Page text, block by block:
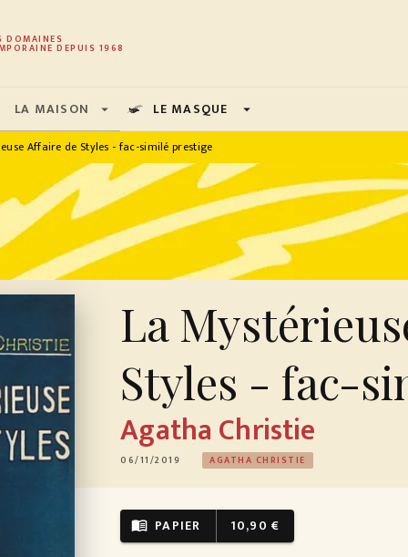
PIED DE PAGE
DOMAINES
DEPUIS 1968
LA MAISON arrow_drop_down LE MASQUE arrow_drop_down
Affaire de Styles - fac-similé prestige
La
Styles - fac-
Agatha Christie
06/11/2019 AGATHA CHRISTIE
menu_book PAPIER 10,90 €